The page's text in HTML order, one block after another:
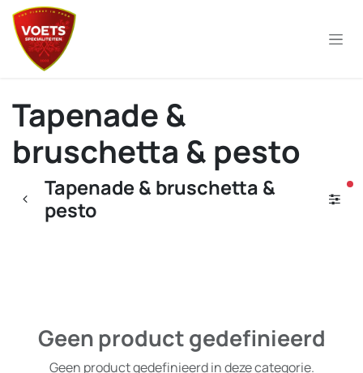
Overslaan naar inhoud
Tapenade &
bruschetta & pesto
Tapenade & bruschetta &
pesto
Geen product gedefinieerd
Geen product gedefinieerd in deze categorie.